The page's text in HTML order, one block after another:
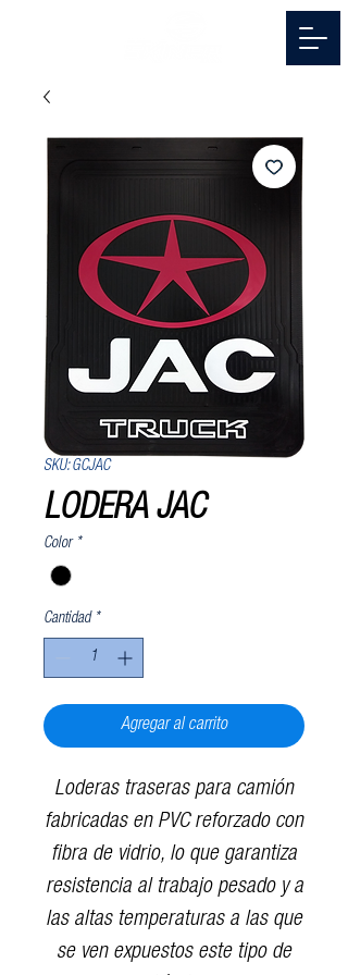
SKU: GCJAC
LODERA JAC
Color *
Cantidad *
Agregar al carrito
Loderas traseras para camión
fabricadas en PVC reforzado con
fibra de vidrio, lo que garantiza
resistencia al trabajo pesado y a
las altas temperaturas a las que
se ven expuestos este tipo de